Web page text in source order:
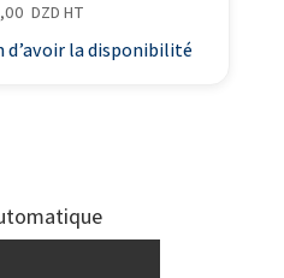
DZD HT
d’avoir la disponibilité